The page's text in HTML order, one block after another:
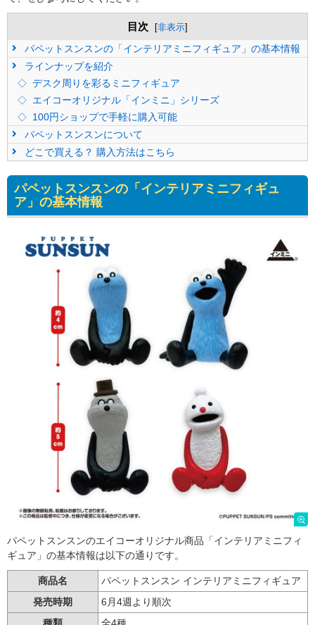
目次 [非表示]
パペットスンスンの「インテリアミニフィギュア」の基本情報
ラインナップを紹介
デスク周りを彩るミニフィギュア
エイコーオリジナル「インミニ」シリーズ
100円ショップで手軽に購入可能
パペットスンスンについて
どこで買える？ 購入方法はこちら
パペットスンスンの「インテリアミニフィギュ
ア」の基本情報
パペットスンスンのエイコーオリジナル商品「インテリアミニフィ
ギュア」の基本情報は以下の通りです。
商品名
パペットスンスン インテリアミニフィギュア
発売時期
6月4週より順次